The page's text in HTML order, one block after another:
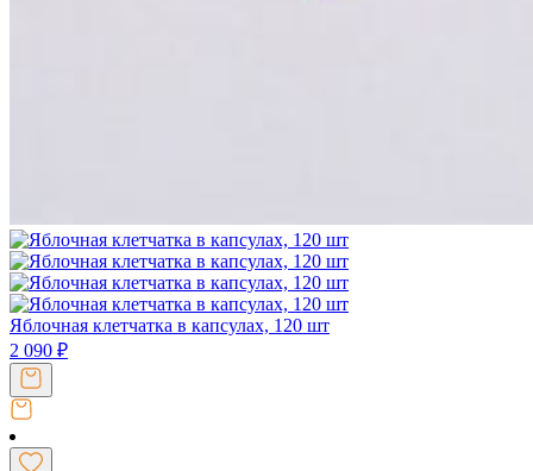
Яблочная клетчатка в капсулах, 120 шт
2 090 ₽